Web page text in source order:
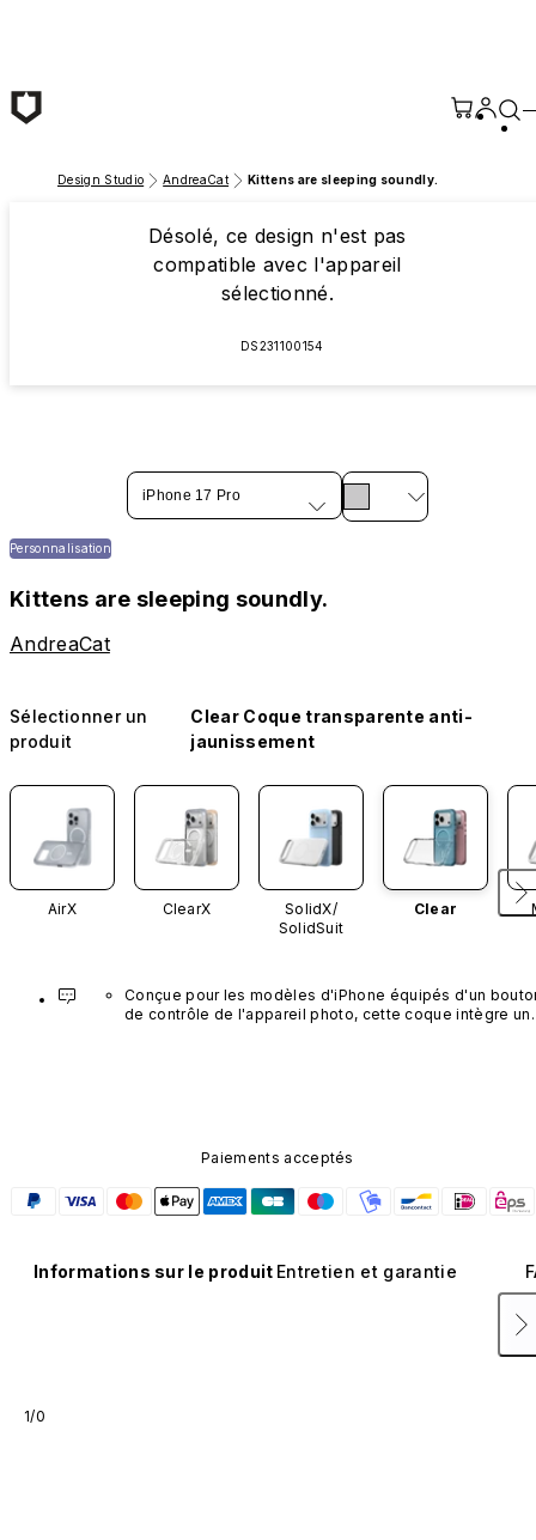
Design Studio AndreaCat Kittens are sleeping soundly.
Désolé, ce design n'est pas
compatible avec l'appareil
sélectionné.
DS231100154
iPhone 17 Pro
Personnalisation
Kittens are sleeping soundly.
AndreaCat
Sélectionner un
produit
Clear Coque transparente anti-
jaunissement
AirX ClearX
SolidX/
SolidSuit
Clear
Conçue pour les modèles d'iPhone équipés d'un
de contrôle de l'appareil photo, cette coque intègre un
Paiements acceptés
Informations sur le produit Entretien et garantie
1/0